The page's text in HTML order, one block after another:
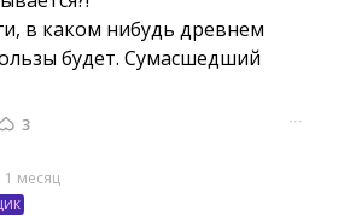
в каком нибудь древнем
будет. Сумасшедший
3 ···
1 месяц